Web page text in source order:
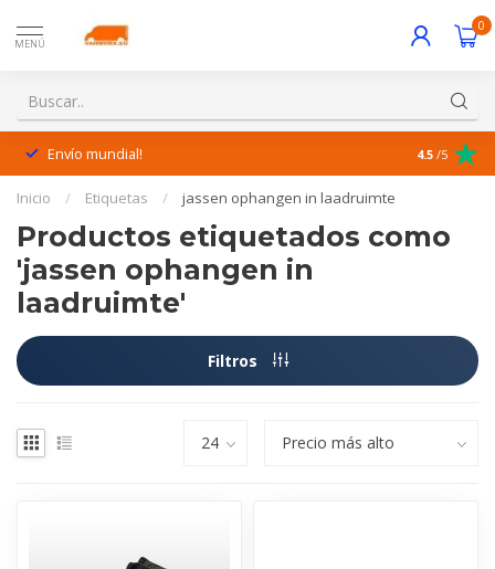
MENÚ
0
Envío mundial! ¡Excelente
4.5 /5
Inicio / Etiquetas / jassen ophangen in laadruimte
Productos etiquetados como
'jassen ophangen in
laadruimte'
Filtros